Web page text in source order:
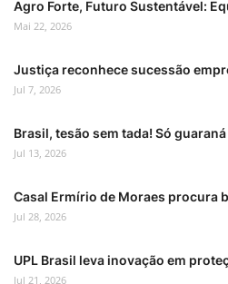
Agro Forte, Futuro Sustentável:
Mai 22, 2026
Justiça reconhece sucessão
Jul 7, 2026
Brasil, tesão sem tada! Só
Jul 13, 2026
Casal Ermírio de Moraes procura
Jul 28, 2026
UPL Brasil leva inovação em
Jul 21, 2026